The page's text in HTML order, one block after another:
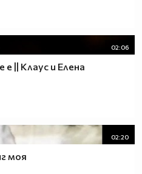
02:06
|| Клаус и Елена
02:20
моя